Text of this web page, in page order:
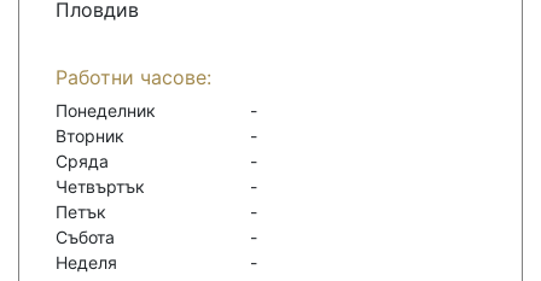
Пловдив
Работни часове:
Понеделник
-
Вторник
-
Сряда
-
Четвъртък
-
Петък
-
Събота
-
Неделя
-